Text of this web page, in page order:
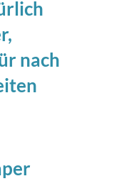
nach